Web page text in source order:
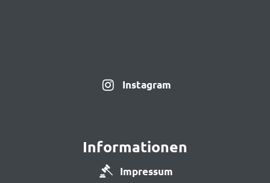
Instagram
Informationen
Impressum